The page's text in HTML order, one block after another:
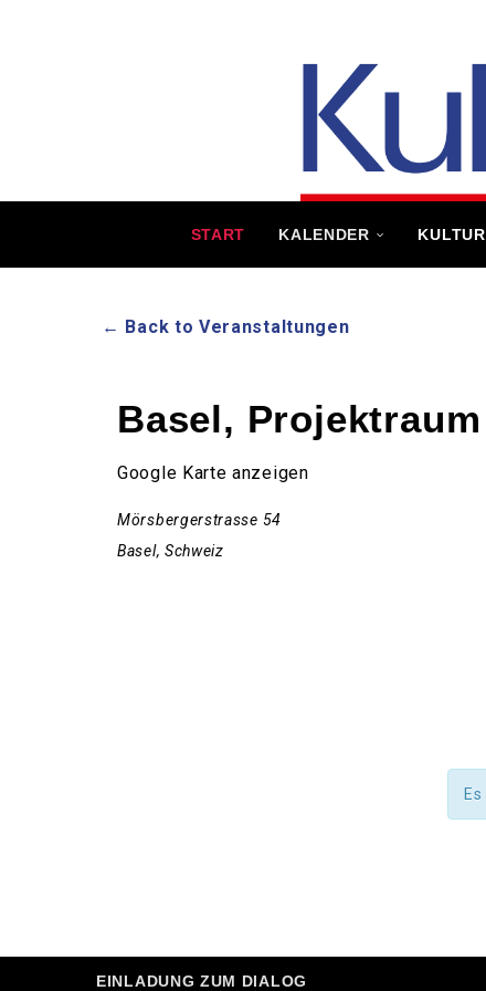
START KALENDER
← Back to Veranstaltungen
Basel, Projektraum
Google Karte anzeigen
Mörsbergerstrasse 54
Basel, Schweiz
EINLADUNG ZUM DIALOG